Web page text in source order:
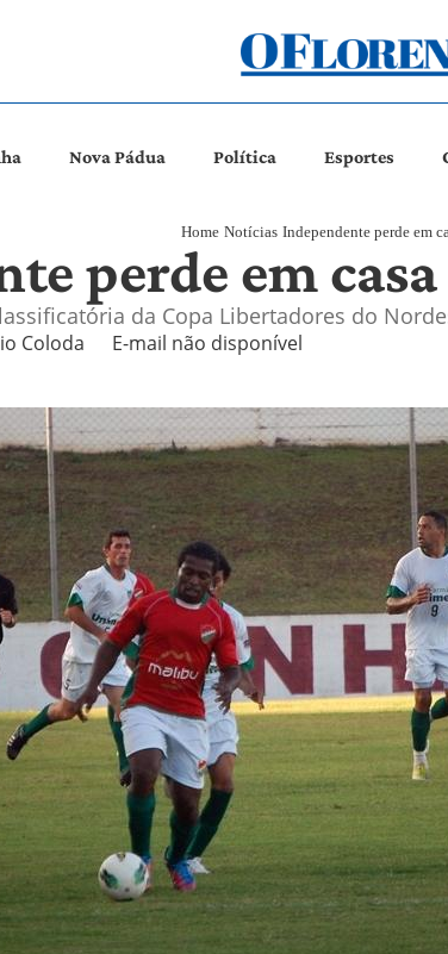
Nova Pádua Política Esportes
Home Notícias Independente perde em
perde em
da Copa Libertadores do
Coloda E-mail não disponível